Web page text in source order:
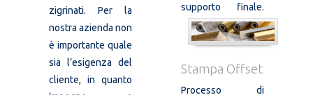
zigrinati. Per la
nostra azienda non
è importante quale
sia l’esigenza del
cliente, in quanto
supporto finale.
Stampa Offset
Processo di